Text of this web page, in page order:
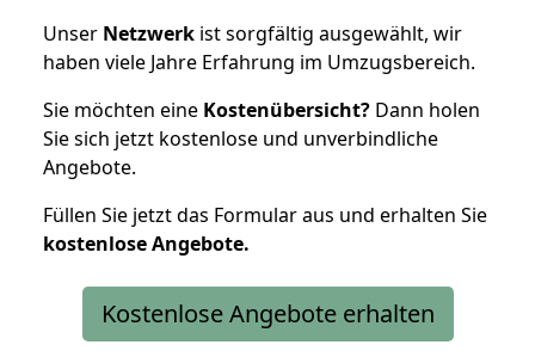
Unser Netzwerk ist sorgfältig ausgewählt, wir
haben viele Jahre Erfahrung im Umzugsbereich.
Sie möchten eine Kostenübersicht? Dann holen
Sie sich jetzt kostenlose und unverbindliche
Angebote.
Füllen Sie jetzt das Formular aus und erhalten Sie
kostenloseAngebote.
Kostenlose Angebote erhalten